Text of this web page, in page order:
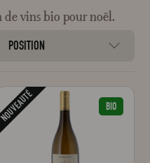
Mot de passe
de vins bio pour noël.
POSITION
BIO